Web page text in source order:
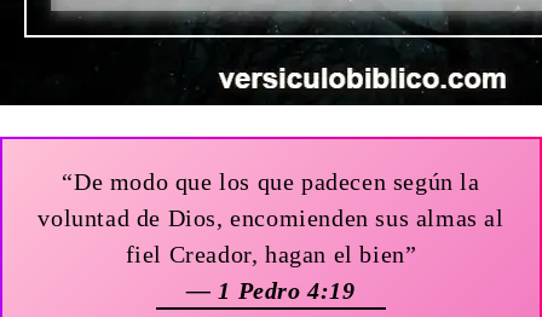
“De modo que los que padecen según la
voluntad de Dios, encomienden sus almas al
fiel Creador, hagan el bien”
— 1 Pedro 4:19